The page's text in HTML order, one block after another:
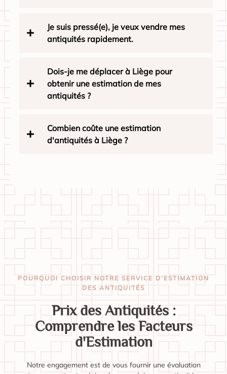
Je suis pressé(e), je veux vendre mes
antiquités rapidement.
Dois-je me déplacer à Liège pour
obtenir une estimation de mes
antiquités ?
Combien coûte une estimation
d'antiquités à Liège ?
POURQUOI CHOISIR NOTRE SERVICE D'ESTIMATION
DES ANTIQUITÉS
Prix des Antiquités :
Comprendre les Facteurs
d'Estimation
Notre engagement est de vous fournir une évaluation